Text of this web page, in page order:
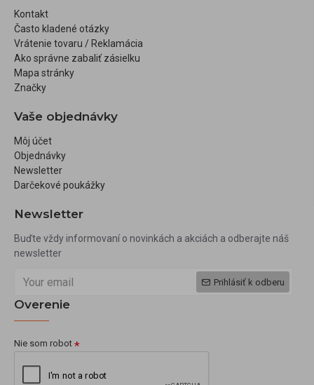
Kontakt
Často kladené otázky
Vrátenie tovaru / Reklamácia
Ako správne zabaliť zásielku
Mapa stránky
Značky
Vaše objednávky
Môj účet
Objednávky
Newsletter
Darčekové poukážky
Newsletter
Buďte vždy informovaní o novinkách a akciách a odberajte náš
newsletter
Prihlásiť k odberu
Overenie
Nie som robot